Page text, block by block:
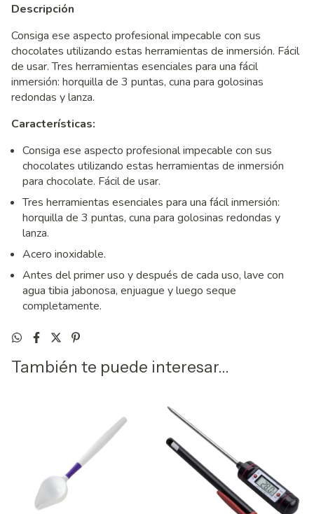
Descripción
Consiga ese aspecto profesional impecable con sus
chocolates utilizando estas herramientas de inmersión. Fácil
de usar. Tres herramientas esenciales para una fácil
inmersión: horquilla de 3 puntas, cuna para golosinas
redondas y lanza.
Características:
Consiga ese aspecto profesional impecable con sus
chocolates utilizando estas herramientas de inmersión
para chocolate. Fácil de usar.
Tres herramientas esenciales para una fácil inmersión:
horquilla de 3 puntas, cuna para golosinas redondas y
lanza.
Acero inoxidable.
Antes del primer uso y después de cada uso, lave con
agua tibia jabonosa, enjuague y luego seque
completamente.
También te puede interesar...